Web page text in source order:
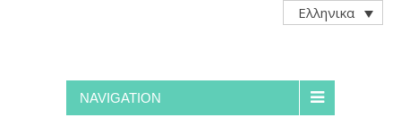
Ελληνικα
NAVIGATION